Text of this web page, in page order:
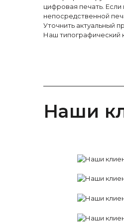
цифровая печать.
непосредственной
Уточнить актуальный
Наш типографический
Наши